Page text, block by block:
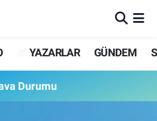
YAZARLAR GÜNDEM
Durumu
Eczaneler